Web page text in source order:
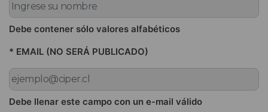
Debe contener sólo valores alfabéticos
* EMAIL (NO SERÁ PUBLICADO)
Debe llenar este campo con un e-mail válido